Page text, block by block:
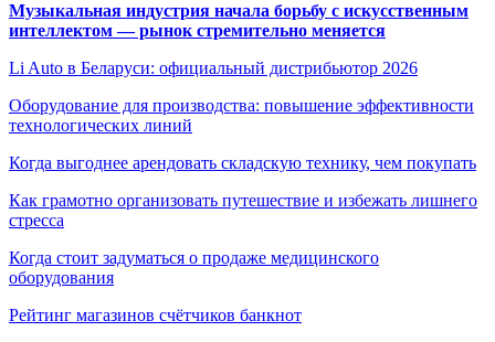
Музыкальная индустрия начала борьбу с искусственным
интеллектом — рынок стремительно меняется
Li Auto в Беларуси: официальный дистрибьютор 2026
Оборудование для производства: повышение эффективности
технологических линий
Когда выгоднее арендовать складскую технику, чем покупать
Как грамотно организовать путешествие и избежать лишнего
стресса
Когда стоит задуматься о продаже медицинского
оборудования
Рейтинг магазинов счётчиков банкнот